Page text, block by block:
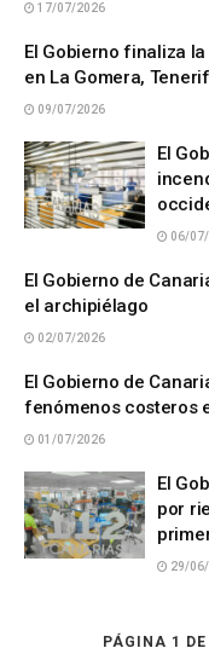
17/07/2026
El Gobierno finaliza
en La Gomera,
09/07/2026
El
06/
El Gobierno de
el archipiélago
02/07/2026
El Gobierno de
fenómenos costeros
01/07/2026
El
por
29/
PÁGINA 1 DE